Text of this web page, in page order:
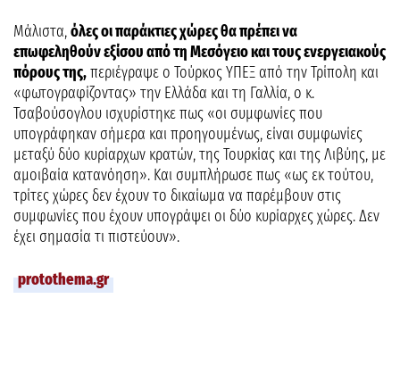
Μάλιστα,όλες οι παράκτιες χώρες θα πρέπει να
επωφεληθούν εξίσου από τη Μεσόγειο και τους ενεργειακούς
πόρους της,περιέγραψε ο Τούρκος ΥΠΕΞ από την Τρίπολη και
«φωτογραφίζοντας» την Ελλάδα και τη Γαλλία, ο κ.
Τσαβούσογλου ισχυρίστηκε πως «οι συμφωνίες που
υπογράφηκαν σήμερα και προηγουμένως, είναι συμφωνίες
μεταξύ δύο κυρίαρχων κρατών, της Τουρκίας και της Λιβύης, με
αμοιβαία κατανόηση». Και συμπλήρωσε πως «ως εκ τούτου,
τρίτες χώρες δεν έχουν το δικαίωμα να παρέμβουν στις
συμφωνίες που έχουν υπογράψει οι δύο κυρίαρχες χώρες. Δεν
έχει σημασία τι πιστεύουν».
protothema.gr